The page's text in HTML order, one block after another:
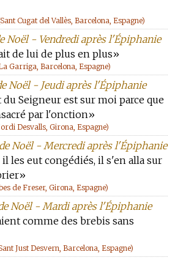
Cugat del Vallès, Barcelona, Espagne)
Noël - Vendredi après l'Épiphanie
de lui de plus en plus»
Garriga, Barcelona, Espagne)
Noël - Jeudi après l'Épiphanie
Seigneur est sur moi parce que
par l'onction»
Desvalls, Girona, Espagne)
Noël - Mercredi après l'Épiphanie
il les eut congédiés, il s'en alla sur
de Freser, Girona, Espagne)
Noël - Mardi après l'Épiphanie
comme des brebis sans
Just Desvern, Barcelona, Espagne)